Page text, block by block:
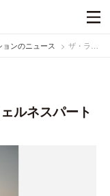
ョンのニュース ザ・ラナ ALO Yogaとの限定ウェルネスパートナーシップを発表
ルネスパート